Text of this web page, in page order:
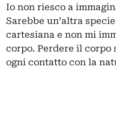
Io non riesco a
Sarebbe un’altra
cartesiana e non mi
corpo. Perdere il
ogni contatto con la